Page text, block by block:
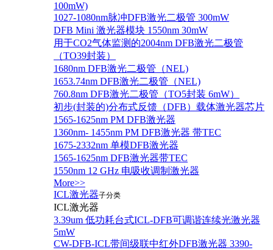
100mW)
1027-1080nm脉冲DFB激光二极管 300mW
DFB Mini 激光器模块 1550nm 30mW
用于CO2气体监测的2004nm DFB激光二极管
（TO39封装）
1680nm DFB激光二极管（NEL)
1653.74nm DFB激光二极管（NEL)
760.8nm DFB激光二极管（TO5封装 6mW）
初步(封装的)分布式反馈（DFB）载体激光器芯片
1565-1625nm PM DFB激光器
1360nm- 1455nm PM DFB激光器 带TEC
1675-2332nm 单模DFB激光器
1565-1625nm DFB激光器带TEC
1550nm 12 GHz 电吸收调制激光器
More>>
ICL激光器子分类
ICL激光器
3.39um 低功耗台式ICL-DFB可调谐连续光激光器
5mW
CW-DFB-ICL带间级联中红外DFB激光器 3390-